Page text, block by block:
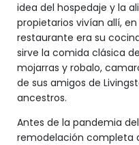
idea del hospedaje y la
propietarios vivían allí,
restaurante era su
sirve la comida clásica
mojarras y robalo,
de sus amigos de
ancestros.
Antes de la pandemia
remodelación completa